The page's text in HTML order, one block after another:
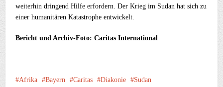
weiterhin dringend Hilfe erfordern. Der Krieg im Sudan hat sich zu
einer humanitären Katastrophe entwickelt.
Bericht und Archiv-Foto: Caritas International
Afrika Bayern Caritas Diakonie Sudan